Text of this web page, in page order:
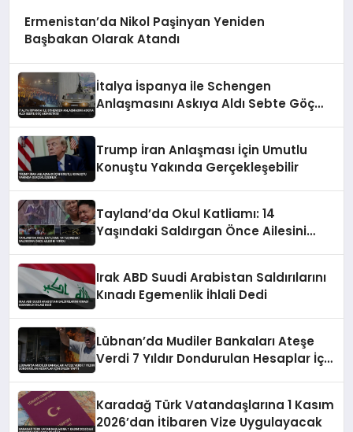
Ermenistan’da Nikol Paşinyan Yeniden
Başbakan Olarak Atandı
İtalya İspanya ile Schengen
Anlaşmasını Askıya Aldı Sebte Göç
Trump İran Anlaşması İçin Umutlu
Konuştu Yakında Gerçekleşebilir
Tayland’da Okul Katliamı: 14
Yaşındaki Saldırgan Önce Ailesini
Irak ABD Suudi Arabistan Saldırılarını
Kınadı Egemenlik İhlali Dedi
Lübnan’da Mudiler Bankaları Ateşe
Verdi 7 Yıldır Dondurulan Hesaplar İçin
Karadağ Türk Vatandaşlarına 1 Kasım
2026’dan İtibaren Vize Uygulayacak